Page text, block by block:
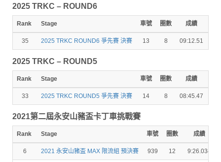
2025 TRKC – ROUND6
Rank Stage 車號 圈數 成績
35 2025 TRKC ROUND6 爭先賽 決賽 13 8 09:12.51
2025 TRKC – ROUND5
Rank Stage 車號 圈數 成績
33 2025 TRKC ROUND5 爭先賽 決賽 14 8 08:45.47
2021第二屆永安山豬盃卡丁車挑戰賽
Rank Stage 車號 圈數 成績
6 2021 永安山豬盃 MAX 限流組 預決賽 939 12 9:26.034